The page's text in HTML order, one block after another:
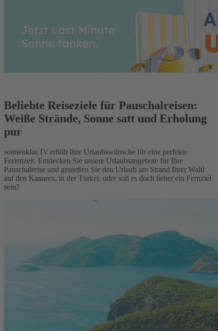
Beliebte Reiseziele für Pauschalreisen:
Weiße Strände, Sonne satt und Erholung
pur
sonnenklar.Tv erfüllt Ihre Urlaubswünsche für eine perfekte
Ferienzeit. Entdecken Sie unsere Urlaubsangebote für Ihre
Pauschalreise und genießen Sie den Urlaub am Strand Ihrer Wahl
auf den Kanaren, in der Türkei, oder soll es doch lieber ein Fernziel
sein?